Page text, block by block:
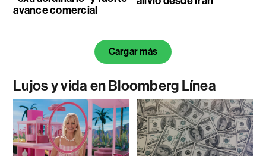
avance comercial
Cargar más
Lujos y vida en Bloomberg Línea